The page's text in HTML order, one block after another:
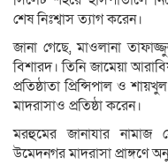
শেষ নিঃশ্বাস ত্যাগ করেন।
জানা গেছে, মাওলানা
বিশারদ। তিনি জামেয়া
প্রতিষ্ঠাতা প্রিন্সিপাল ও
মাদরাসাও প্রতিষ্ঠা করেন।
মরহুমের জানাযার নামাজ
উমেদনগর মাদরাসা প্রাঙ্গণে